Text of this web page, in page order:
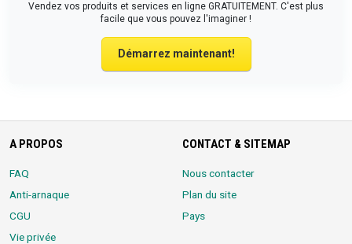
Vendez vos produits et services en ligne GRATUITEMENT. C'est plus
facile que vous pouvez l'imaginer !
Démarrez maintenant!
A PROPOS
FAQ
Anti-arnaque
CGU
Vie privée
CONTACT & SITEMAP
Nous contacter
Plan du site
Pays